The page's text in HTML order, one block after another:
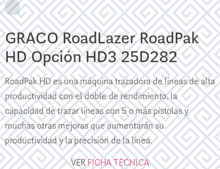
GRACO RoadLazer RoadPak
HD Opción HD3 25D282
RoadPak HD es una máquina trazadora de líneas de alta
productividad con el doble de rendimiento, la
capacidad de trazar líneas con 5 o más pistolas y
muchas otras mejoras que aumentarán su
productividad y la precisión de la línea.
VERFICHA TECNICA